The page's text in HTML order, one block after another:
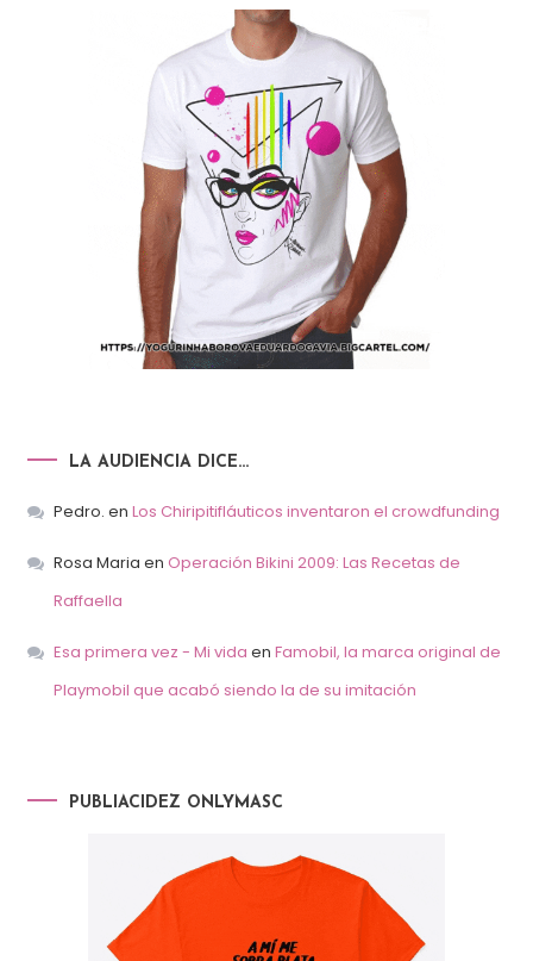
LA AUDIENCIA DICE…
Pedro. en Los Chiripitifláuticos inventaron el crowdfunding
Rosa Maria en Operación Bikini 2009: Las Recetas de
Raffaella
Esa primera vez - Mi vida en Famobil, la marca original de
Playmobil que acabó siendo la de su imitación
PUBLIACIDEZ ONLYMASC